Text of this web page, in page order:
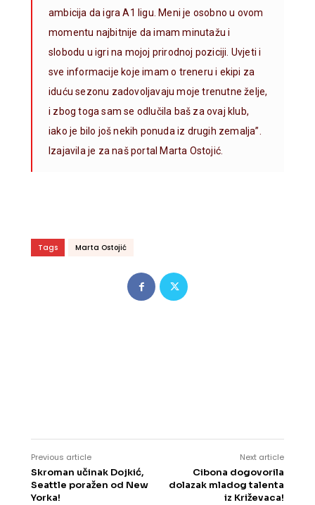
ambicija da igra A1 ligu. Meni je osobno u ovom
momentu najbitnije da imam minutažu i
slobodu u igri na mojoj prirodnoj poziciji. Uvjeti i
sve informacije koje imam o treneru i ekipi za
iduću sezonu zadovoljavaju moje trenutne želje,
i zbog toga sam se odlučila baš za ovaj klub,
iako je bilo još nekih ponuda iz drugih zemalja”.
Izajavila je za naš portal Marta Ostojić.
Tags Marta Ostojić
Previous article
Skroman učinak Dojkić,
Seattle poražen od New
Yorka!
Next article
Cibona dogovorila
dolazak mladog talenta
iz Križevaca!